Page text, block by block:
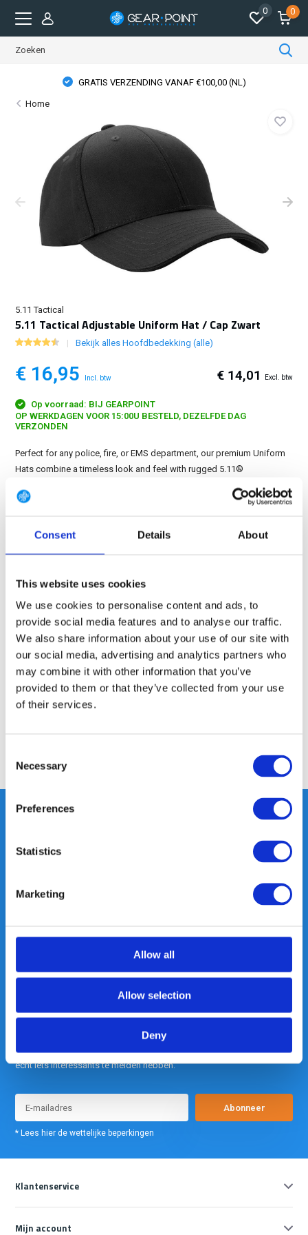
Consent Details About
This website uses cookies
We use cookies to personalise content and ads, to
provide social media features and to analyse our traffic.
We also share information about your use of our site with
our social media, advertising and analytics partners who
may combine it with other information that you’ve
provided to them or that they’ve collected from your use
of their services.
Selection
Necessary
Preferences
Statistics
Marketing
Allow all
Allow selection
Deny
0 0
GRATIS VERZENDING VANAF €100,00 (NL)
Home
5.11 Tactical
5.11 Tactical Adjustable Uniform Hat / Cap Zwart
Bekijk alles Hoofdbedekking (alle)
€ 16,95 Incl. btw € 14,01 Excl. btw
Op voorraad: BIJ GEARPOINT
OP WERKDAGEN VOOR 15:00U BESTELD, DEZELFDE DAG
VERZONDEN
Perfect for any police, fire, or EMS department, our premium Uniform
Hats combine a timeless look and feel with rugged 5.11®
14 DAGEN RETOURTERMIJN
24/7 ONLINE WINKELEN
Productomschrijving
Specificaties
Delen
Heeft u vragen, neem gerust
is onze kracht.
info@gearpoint.nl
Meld je nu aan voor onze nieuwsbrief. We sturen deze alleen als we
echt iets interessants te melden hebben.
Abonneer
* Lees hier de wettelijke beperkingen
Klantenservice
Mijn account